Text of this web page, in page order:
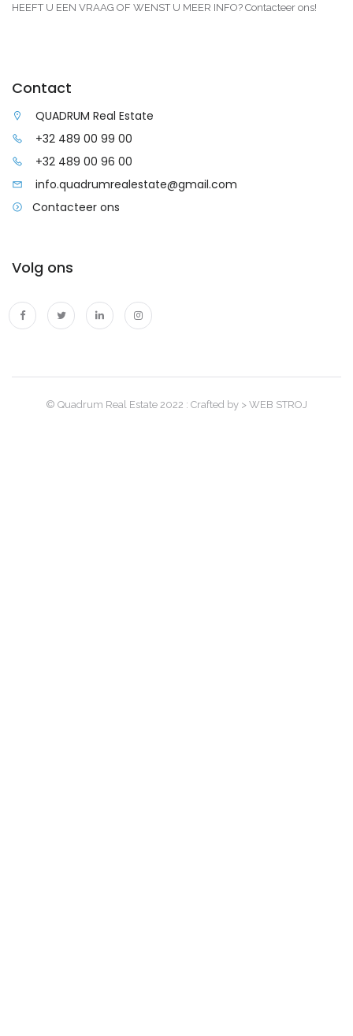
HEEFT U EEN VRAAG OF WENST U MEER INFO? Contacteer ons!
Contact
QUADRUM Real Estate
+32 489 00 99 00
+32 489 00 96 00
info.quadrumrealestate@gmail.com
Contacteer ons
Volg ons
© Quadrum Real Estate 2022 : Crafted by > WEB STROJ